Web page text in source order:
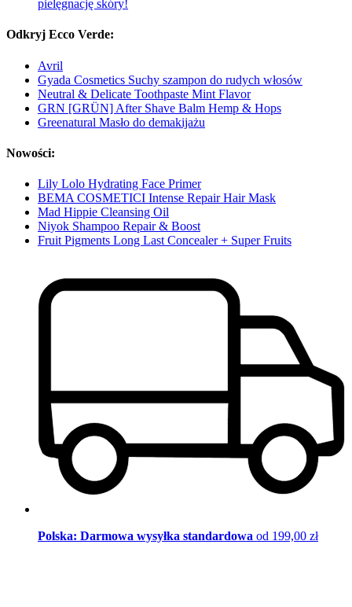
pielęgnację skóry!
Odkryj Ecco Verde:
Avril
Gyada Cosmetics Suchy szampon do rudych włosów
Neutral & Delicate Toothpaste Mint Flavor
GRN [GRÜN] After Shave Balm Hemp & Hops
Greenatural Masło do demakijażu
Nowości:
Lily Lolo Hydrating Face Primer
BEMA COSMETICI Intense Repair Hair Mask
Mad Hippie Cleansing Oil
Niyok Shampoo Repair & Boost
Fruit Pigments Long Last Concealer + Super Fruits
Polska: Darmowa wysyłka standardowa od 199,00 zł